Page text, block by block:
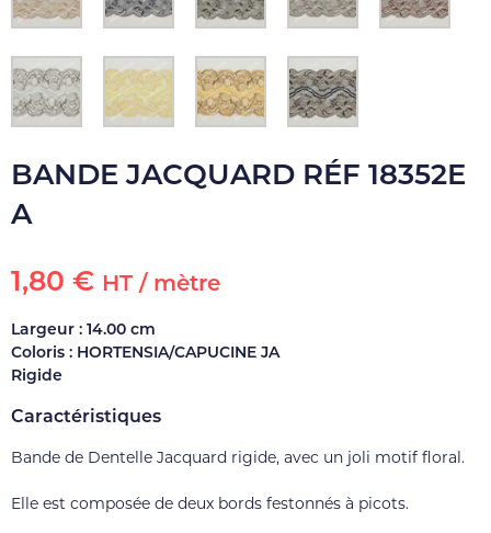
BANDE JACQUARD RÉF 18352E
A
1,80 € HT / mètre
Largeur : 14.00 cm
Coloris : HORTENSIA/CAPUCINE JA
Rigide
Caractéristiques
Bande de Dentelle Jacquard rigide, avec un joli motif floral.
Elle est composée de deux bords festonnés à picots.